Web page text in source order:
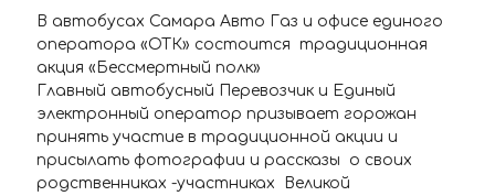
В автобусах Самара Авто Газ и офисе единого
оператора «ОТК» состоится традиционная
акция «Бессмертный полк»
Главный автобусный Перевозчик и Единый
электронный оператор призывает горожан
принять участие в традиционной акции и
присылать фотографии и рассказы о своих
родственниках -участниках Великой